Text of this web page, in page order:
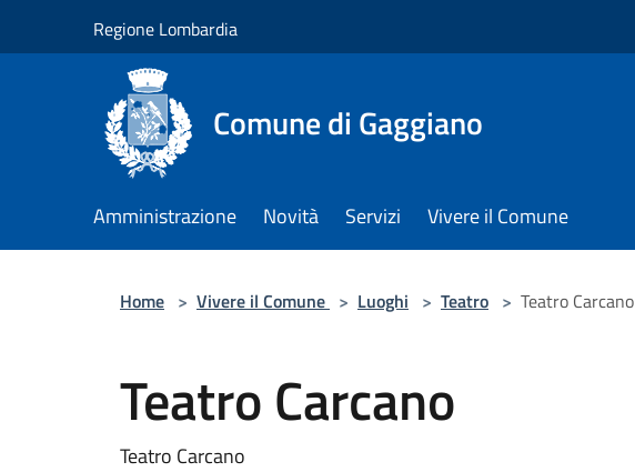
Regione Lombardia
Comune di Gaggiano
Amministrazione Novità Servizi Vivere il Comune
Home > Vivere il Comune > Luoghi > Teatro > Teatro Carcano
Teatro Carcano
Teatro Carcano